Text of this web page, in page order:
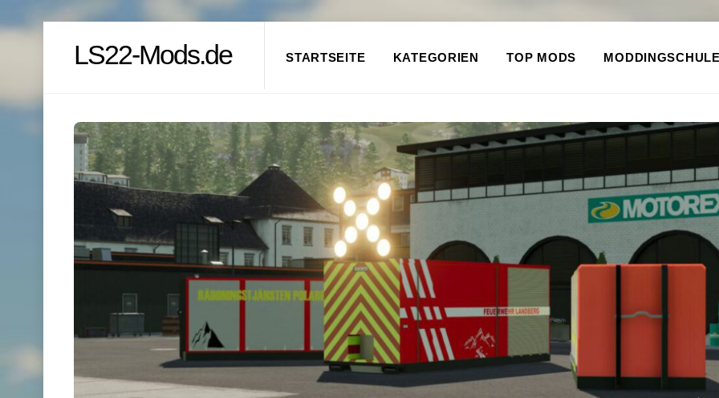
LS22-Mods.de STARTSEITE KATEGORIEN TOP MODS